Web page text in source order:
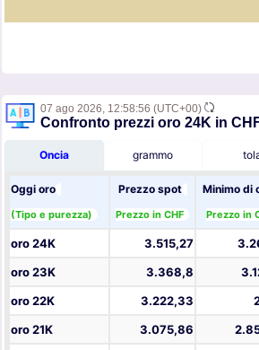
07 ago 2026, 12:58:56 (UTC+00)
Confronto prezzi oro 24K in
Oncia grammo
Oggi oro
(Tipo e purezza)
Prezzo spot
Prezzo in CHF
Minimo di
Prezzo in
oro 24K 3.515,27
oro 23K
3.368,8
oro 22K
3.222,33
oro 21K
3.075,86